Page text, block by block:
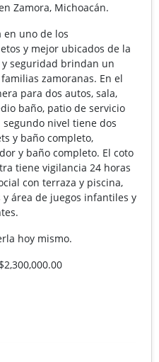
Zamora, Michoacán.
en uno de los
y mejor ubicados de la
seguridad brindan un
zamoranas. En el
para dos autos, sala,
baño, patio de servicio
nivel tiene dos
y baño completo,
y baño completo. El coto
tiene vigilancia 24 horas
con terraza y piscina,
área de juegos infantiles y
hoy mismo.